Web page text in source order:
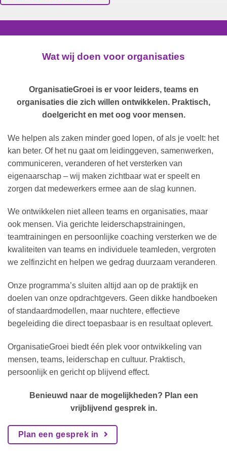
Wat wij doen voor organisaties
OrganisatieGroei is er voor leiders, teams en
organisaties die zich willen ontwikkelen. Praktisch,
doelgericht en met oog voor mensen.
We helpen als zaken minder goed lopen, of als je voelt: het
kan beter. Of het nu gaat om leidinggeven, samenwerken,
communiceren, veranderen of het versterken van
eigenaarschap – wij maken zichtbaar wat er speelt en
zorgen dat medewerkers ermee aan de slag kunnen.
We ontwikkelen niet alleen teams en organisaties, maar
ook mensen. Via gerichte leiderschapstrainingen,
teamtrainingen en persoonlijke coaching versterken we de
kwaliteiten van teams en individuele teamleden, vergroten
we zelfinzicht en helpen we gedrag duurzaam veranderen.
Onze programma’s sluiten altijd aan op de praktijk en
doelen van onze opdrachtgevers. Geen dikke handboeken
of standaardmodellen, maar nuchtere, effectieve
begeleiding die direct toepasbaar is en resultaat oplevert.
OrganisatieGroei biedt één plek voor ontwikkeling van
mensen, teams, leiderschap en cultuur. Praktisch,
persoonlijk en gericht op blijvend effect.
Benieuwd naar de mogelijkheden? Plan een
vrijblijvend gesprek in.
Plan een gesprek in